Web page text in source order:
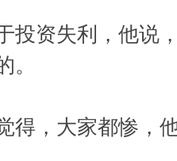
投资失利，他说
。
得，大家都惨，